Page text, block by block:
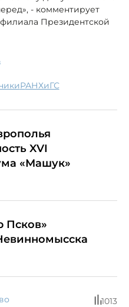
- комментирует
Президентской
РАНХиГС
XVI
«Машук»
Псков»
1013